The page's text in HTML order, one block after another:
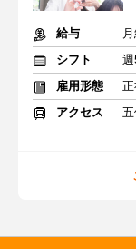
給与
シフト
雇用形態
正
アクセス